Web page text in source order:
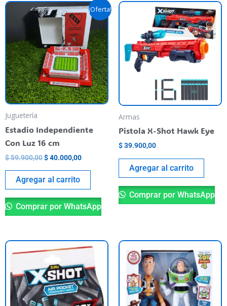
¡Oferta!
Juguetería
Estadio Independiente
Con Luz 16 cm
$59.900,00
El
precio
original
era:
$ 59.900,00.
$40.000,00
El
precio
actual
es:
$ 40.000,00.
Agregar al carrito
Comprar por WhatsApp
Armas
Pistola X-Shot Hawk Eye
$39.900,00
Agregar al carrito
Comprar por WhatsApp